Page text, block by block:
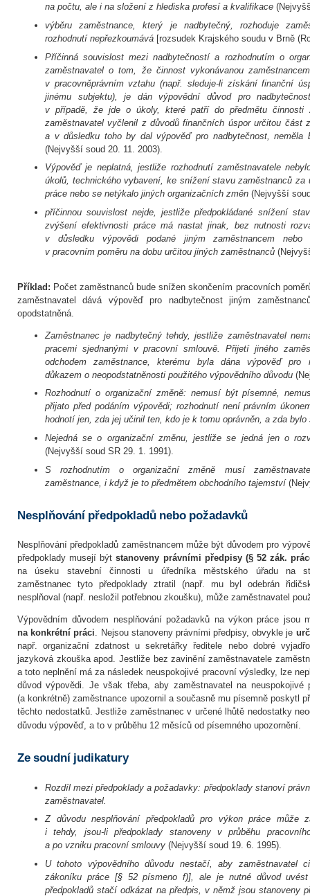
na počtu, ale i na složení z hlediska profesí a kvalifikace
výběru zaměstnance, který je nadbytečný, rozhoduje
rozhodnutí nepřezkoumává [rozsudek Krajského soudu v Brně
Příčinná souvislost mezi nadbytečností a rozhodnutím o
zaměstnavatel o tom, že činnost vykonávanou
v pracovněprávním vztahu (např. sleduje-li získání finan­ční
jinému subjektu), je dán výpovědní důvod pro
v případě, že jde o úkoly, které patří do předmětu činnosti
zaměstnavatel vyčlenil z důvodů finančních úspor určitou část
a v důsledku toho by dal výpověď pro nadbytečnost, neměla
(Nejvyšší soud 20. 11. 2003).
Výpověď je neplatná, jestliže rozhodnutí zaměstnavatele
úkolů, technického vybavení, ke snížení stavu zaměstnanců za
práce nebo se netýkalo jiných organizačních změn (Nejvyšší
příčinnou souvislost nejde, jestliže předpokládané snížení
zvýšení efektivnosti práce má nastat jinak, bez nutnosti
v důsledku výpovědi podané jiným zaměstnancem nebo
v pracovním poměru na dobu určitou jiných zaměstnanců
Příklad: Počet zaměstnanců bude snížen skončením pracovních
zaměstnavatel dává výpověď pro nadbytečnost jiným
opodstatněná.
Zaměstnanec je nadbytečný tehdy, jestliže zaměstnavatel
pracemi sjednanými v pracovní smlouvě. Přijetí jiného
odchodem zaměstnance, kterému byla dána výpověď pro
důkazem o neopodstatněnosti použitého výpovědního důvodu
Rozhodnutí o organizační změně: nemusí být písemné,
přijato před podáním výpovědi; rozhodnutí není právním
hodnotí jen, zda jej učinil ten, kdo je k tomu oprávněn, a zda bylo
Nejedná se o organizační změnu, jestliže se jedná jen o
(Nejvyšší soud SR 29. 1. 1991).
S rozhodnutím o organizační změně musí
zaměstnance, i když je to předmětem obchodního tajemství
Nesplňování předpokladů nebo požadavků
Nesplňování předpokladů zaměstnancem může být důvodem pro
předpoklady musejí býtstanoveny právními předpisy (§ 52 zák.
na úseku stavební činnosti u úředníka městského úřadu na
zaměstnanec tyto předpoklady ztratil (např. mu byl odebrán
nesplňoval (např. nesložil potřebnou zkoušku), může zaměstnavatel
Výpovědním důvodem nesplňování požadavků na výkon práce jsou
na konkrétní práci . Nejsou stanoveny právními předpisy, obvykle je
např. organizační zdatnost u sekretářky ředitele nebo dobré
jazyková zkouška apod. Jestliže bez zavinění zaměstnavatele
a toto neplnění má za následek neuspokojivé pracovní výsledky, lze
důvod výpovědi. Je však třeba, aby zaměstnavatel na neuspokojivé
(a konkrétně) zaměstnance upozornil a současně mu písemně poskytl
těchto nedostatků. Jestliže zaměstnanec v určené lhůtě nedostatky
důvodu výpověď, a to v průběhu 12 měsíců od písemného upozornění.
Ze soudní judikatury
Rozdíl mezi předpoklady a požadavky: předpoklady stanoví
zaměstnavatel.
Z důvodu nesplňování předpokladů pro výkon práce může
i tehdy, jsou-li předpoklady stanoveny v průběhu
a po vzniku pracovní smlouvy (Nejvyšší soud 19. 6. 1995).
U tohoto výpovědního důvodu nestačí, aby zaměstnavatel
zákoníku práce [§ 52 písmeno f)], ale je nutné důvod
předpokladů stačí odkázat na předpis, v němž jsou stanoveny